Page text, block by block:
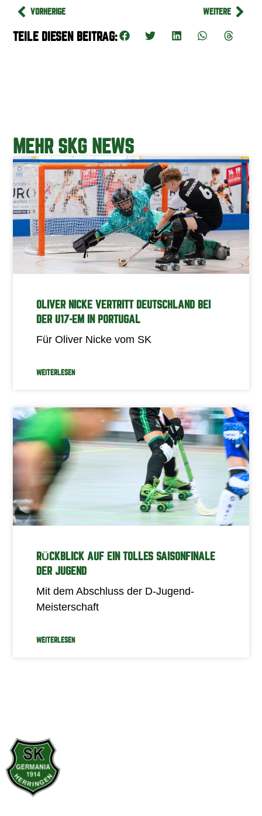
VORHERIGE WEITERE
TEILE DIESEN BEITRAG:
MEHR SKG NEWS
OLIVER NICKE VERTRITT DEUTSCHLAND BEI
DER U17-EM IN PORTUGAL
Für Oliver Nicke vom SK
WEITERLESEN
RÜCKBLICK AUF EIN TOLLES SAISONFINALE
DER JUGEND
Mit dem Abschluss der D-Jugend-
Meisterschaft
WEITERLESEN